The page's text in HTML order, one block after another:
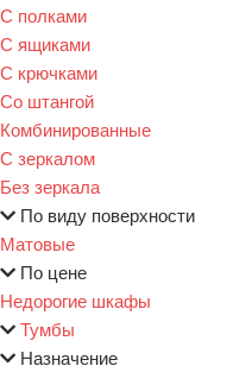
С полками
С ящиками
С крючками
Со штангой
Комбинированные
С зеркалом
Без зеркала
По виду поверхности
Матовые
По цене
Недорогие шкафы
Тумбы
Назначение